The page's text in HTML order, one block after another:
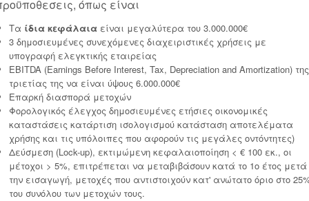
όπως είναι
Τα ίδια κεφάλαια είναι μεγαλύτερα του 3.000.000€
3 δημοσιευμένες συνεχόμενες διαχειριστικές χρήσεις με
υπογραφή ελεγκτικής εταιρείας
ΕBITDA (Earnings Before Interest, Tax, Depreciation and Amortization) της
τριετίας της να είναι ύψους 6.000.000€
Επαρκή διασπορά μετοχών
Φορολογικός έλεγχος δημοσιευμένες ετήσιες οικονομικές
καταστάσεις κατάρτιση ισολογισμού κατάσταση αποτελέματα
χρήσης και τις υπόλοιπες που αφορούν τις μεγάλες οντόντητες)
Δεύσμεση (Lock-up), εκτιμώμενη κεφαλαιοποίηση < € 100 εκ., οι
μέτοχοι > 5%, επιτρέπεται να μεταβιβάσουν κατά το 1ο έτος μετά
την εισαγωγή, μετοχές που αντιστοιχούν κατ' ανώτατο όριο στο
του συνόλου των μετοχών τους.